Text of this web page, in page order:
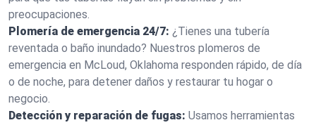
preocupaciones.
Plomería de emergencia 24/7: ¿Tienes una tubería
reventada o baño inundado? Nuestros plomeros de
emergencia en McLoud, Oklahoma responden rápido, de día
o de noche, para detener daños y restaurar tu hogar o
negocio.
Detección y reparación de fugas: Usamos herramientas